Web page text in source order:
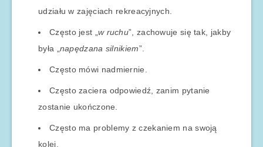
udziału w zajęciach rekreacyjnych.
Często jest „ w ruchu”, zachowuje się tak, jakby
była „ napędzana silnikiem”.
Często mówi nadmiernie.
Często zaciera odpowiedź, zanim pytanie
zostanie ukończone.
Często ma problemy z czekaniem na swoją
kolej.